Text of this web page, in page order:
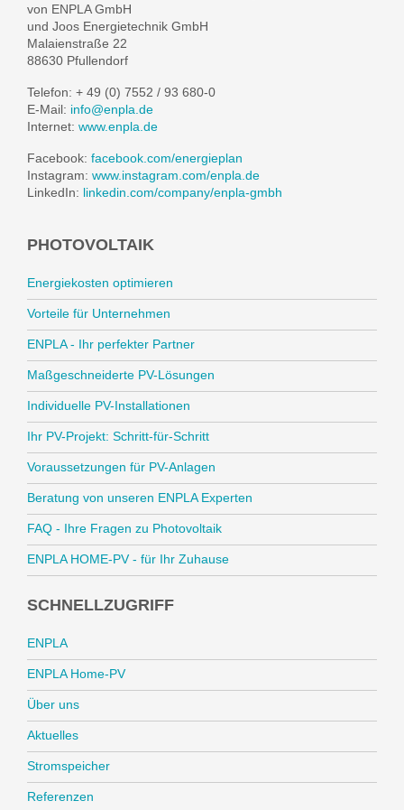
von ENPLA GmbH
und Joos Energietechnik GmbH
Malaienstraße 22
88630 Pfullendorf
Telefon: + 49 (0) 7552 / 93 680-0
E-Mail: info@enpla.de
Internet: www.enpla.de
Facebook: facebook.com/energieplan
Instagram: www.instagram.com/enpla.de
LinkedIn: linkedin.com/company/enpla-gmbh
PHOTOVOLTAIK
Energiekosten optimieren
Vorteile für Unternehmen
ENPLA - Ihr perfekter Partner
Maßgeschneiderte PV-Lösungen
Individuelle PV-Installationen
Ihr PV-Projekt: Schritt-für-Schritt
Voraussetzungen für PV-Anlagen
Beratung von unseren ENPLA Experten
FAQ - Ihre Fragen zu Photovoltaik
ENPLA HOME-PV - für Ihr Zuhause
SCHNELLZUGRIFF
ENPLA
ENPLA Home-PV
Über uns
Aktuelles
Stromspeicher
Referenzen